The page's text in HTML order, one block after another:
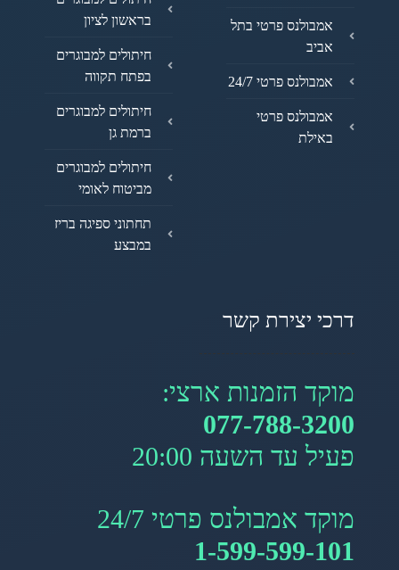
אמבולנס פרטי בתל
אביב
אמבולנס פרטי 24/7
אמבולנס פרטי
באילת
בראשון לציון
חיתולים למבוגרים
בפתח תקווה
חיתולים למבוגרים
ברמת גן
חיתולים למבוגרים
מביטוח לאומי
תחתוני ספיגה בריז
במבצע
דרכי יצירת קשר
מוקד הזמנות ארצי:
077-788-3200
פעיל עד השעה 20:00
מוקד אמבולנס פרטי 24/7
1-599-599-101